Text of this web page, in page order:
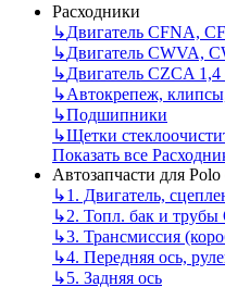
Расходники
↳Двигатель CFNA,
↳Двигатель CWVA,
↳Двигатель CZCA 1,4
↳Автокрепеж,
↳Подшипники
↳Щетки
Показать все
Автозапчасти для Polo
↳1. Двигатель,
↳2. Топл. бак и
↳3. Трансмиссия
↳4. Передняя ось,
↳5. Задняя ось